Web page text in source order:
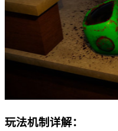
玩法机制详解：